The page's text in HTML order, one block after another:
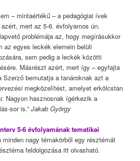
– mintaértékű – a pedagógiai ívek
mert az 5-6. évfolyamos ún.
problémája az, hogy megírásukkor
az egyes leckék elemein belüli
sem pedig a leckék közötti
Másrészt azért, mert így – egyfajta
Szerző bemutatja a tanároknak azt a
megközelítést, amelyet erkölcstan
Nagyon hasznosnak ígérkezik a
sor is.”Jakab György
5-6 évfolyamának tematikai
minden nagy témakörből egy résztémát
feldolgozása itt olvasható.